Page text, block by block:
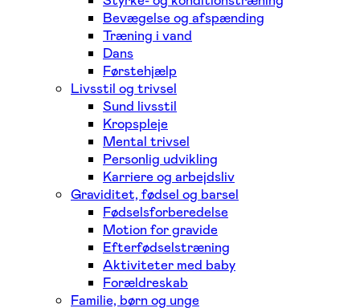
Bevægelse og afspænding
Træning i vand
Dans
Førstehjælp
Livsstil og trivsel
Sund livsstil
Kropspleje
Mental trivsel
Personlig udvikling
Karriere og arbejdsliv
Graviditet, fødsel og barsel
Fødselsforberedelse
Motion for gravide
Efterfødselstræning
Aktiviteter med baby
Forældreskab
Familie, børn og unge